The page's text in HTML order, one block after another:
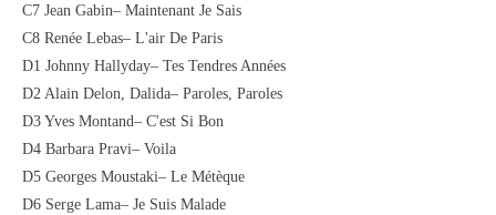
C7 Jean Gabin– Maintenant Je Sais
C8 Renée Lebas– L'air De Paris
D1 Johnny Hallyday– Tes Tendres Années
D2 Alain Delon, Dalida– Paroles, Paroles
D3 Yves Montand– C'est Si Bon
D4 Barbara Pravi– Voila
D5 Georges Moustaki– Le Métèque
D6 Serge Lama– Je Suis Malade